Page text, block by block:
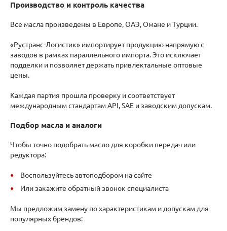
Производство и контроль качества
Все масла произведены в Европе, ОАЭ, Омане и Турции.
«Рустранс-Логистик» импортирует продукцию напрямую с
заводов в рамках параллельного импорта. Это исключает
подделки и позволяет держать привлектальные оптовые
цены.
Каждая партия прошла проверку и соответствует
международным стандартам API, SAE и заводским допускам.
Подбор масла и аналоги
Чтобы точно подобрать масло для коробки передач или
редуктора:
Воспользуйтесь автоподбором на сайте
Или закажите обратный звонок специалиста
Мы предложим замену по характеристикам и допускам для
популярных брендов: